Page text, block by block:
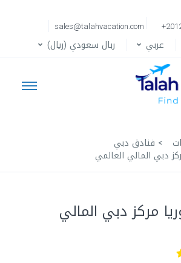
sales@talahvacation.com
عربي ربال سعودي (ريال)
فنادق دبي
دبي المالي العالمي
مركز دبي المالي